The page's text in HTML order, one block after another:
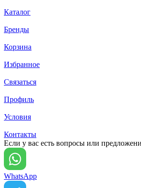
Каталог
Бренды
Корзина
Избранное
Связаться
Профиль
Условия
Контакты
Если у вас есть вопросы или
WhatsApp